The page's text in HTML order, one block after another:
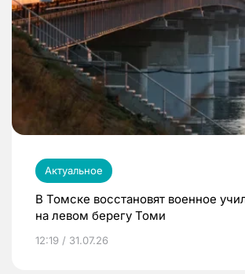
Актуальное
В Томске восстановят военное
на левом берегу Томи
12:19 / 31.07.26